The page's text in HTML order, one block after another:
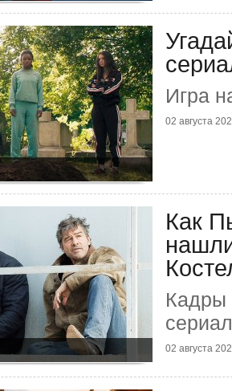
Игра
02 августа
Как
Кадры
02 августа